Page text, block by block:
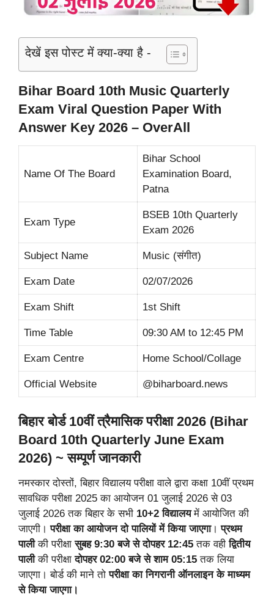
देखें इस पोस्ट में क्या-क्या है -
Bihar Board 10th Music Quarterly
Exam Viral Question Paper With
Answer Key 2026 – OverAll
Name Of The Board
Bihar School
Examination Board,
Patna
Exam Type
BSEB 10th Quarterly
Exam 2026
Subject Name Music (संगीत)
Exam Date 02/07/2026
Exam Shift 1st Shift
Time Table 09:30 AM to 12:45 PM
Exam Centre Home School/Collage
Official Website @biharboard.news
बिहार बोर्ड 10वीं त्रैमासिक परीक्षा 2026 (Bihar
Board 10th Quarterly June Exam
2026) ~ सम्पूर्ण जानकारी
नमस्कार दोस्तों, बिहार विद्यालय परीक्षा वाले द्वारा कक्षा 10वीं प्रथम
सावधिक परीक्षा 2025 का आयोजन 01 जुलाई 2026 से 03
जुलाई 2026 तक बिहार के सभी 10+2 विद्यालयमें आयोजित की
जाएगी।परीक्षा का आयोजन दो पालियों में किया जाएगा।प्रथम
पालीकी परीक्षासुबह 9:30 बजे से दोपहर 12:45 तक वहीद्वितीय
पालीकी परीक्षादोपहर 02:00 बजे से शाम 05:15 तक लिया
जाएगा। बोर्ड की माने तोपरीक्षा का निगरानी ऑनलाइन के माध्यम
से किया जाएगा।